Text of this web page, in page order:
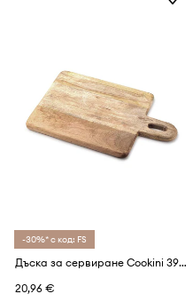
-30%* с код: FS
Дъска за сервиране Cookini 39 x 25 cm
20,96 €